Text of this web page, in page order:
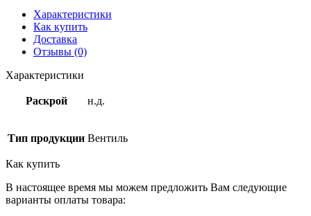
Характеристики
Как купить
Доставка
Отзывы (0)
Характеристики
Раскрой н.д.
Тип продукции Вентиль
Как купить
В настоящее время мы можем предложить Вам следующие
варианты оплаты товара: